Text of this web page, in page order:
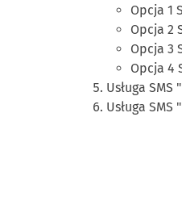
Opcja 1
Opcja 2
Opcja 3
Opcja 4
Usługa SMS
Usługa